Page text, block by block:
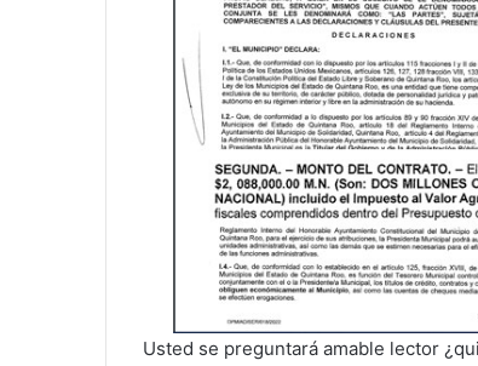
Usted se preguntará amable lector